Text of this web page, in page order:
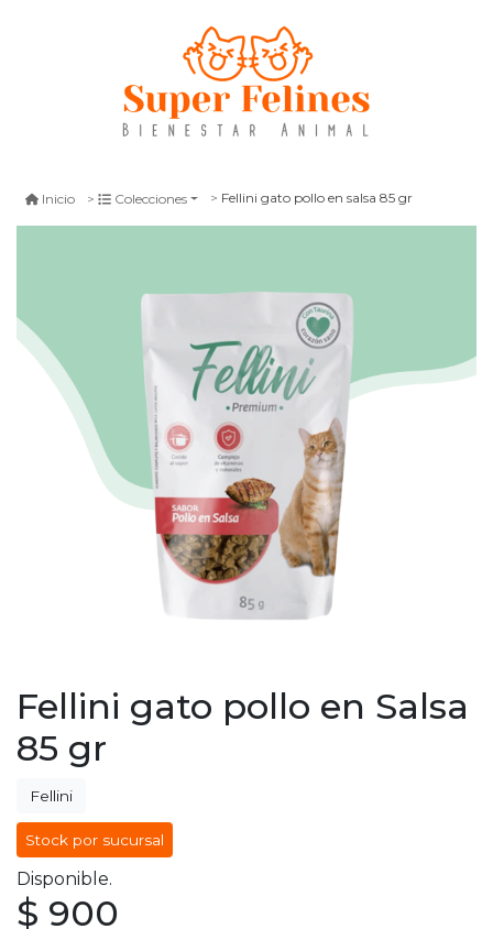
Inicio Colecciones Fellini gato pollo en salsa 85 gr
Fellini gato pollo en Salsa
85 gr
Fellini
Stock por sucursal
Disponible.
$ 900